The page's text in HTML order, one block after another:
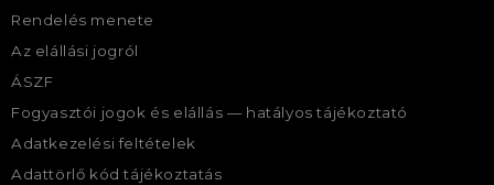
Rendelés menete
Az elállási jogról
ÁSZF
Fogyasztói jogok és elállás — hatályos tájékoztató
Adatkezelési feltételek
Adattörlő kód tájékoztatás